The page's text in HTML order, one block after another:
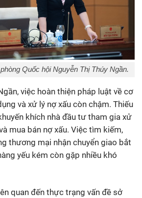
Quốc hội Nguyễn Thị Thúy Ngần.
việc hoàn thiện pháp luật về cơ
và xử lý nợ xấu còn chậm. Thiếu
khích nhà đầu tư tham gia xử
mua bán nợ xấu. Việc tìm kiếm,
thương mại nhận chuyển giao bắt
yếu kém còn gặp nhiều khó
quan đến thực trạng vấn đề sở